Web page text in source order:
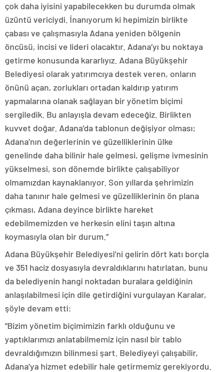
çok daha iyisini yapabilecekken bu durumda olmak
üzüntü vericiydi. İnanıyorum ki hepimizin birlikte
çabası ve çalışmasıyla Adana yeniden bölgenin
öncüsü, incisi ve lideri olacaktır. Adana’yı bu noktaya
getirme konusunda kararlıyız. Adana Büyükşehir
Belediyesi olarak yatırımcıya destek veren, onların
önünü açan, zorlukları ortadan kaldırıp yatırım
yapmalarına olanak sağlayan bir yönetim biçimi
sergiledik. Bu anlayışla devam edeceğiz. Birlikten
kuvvet doğar. Adana’da tablonun değişiyor olması;
Adana’nın değerlerinin ve güzelliklerinin ülke
genelinde daha bilinir hale gelmesi, gelişme ivmesinin
yükselmesi, son dönemde birlikte çalışabiliyor
olmamızdan kaynaklanıyor. Son yıllarda şehrimizin
daha tanınır hale gelmesi ve güzelliklerinin ön plana
çıkması, Adana deyince birlikte hareket
edebilmemizden ve herkesin elini taşın altına
koymasıyla olan bir durum.”
Adana Büyükşehir Belediyesi’ni gelirin dört katı borçla
ve 351 haciz dosyasıyla devraldıklarını hatırlatan, bunu
da belediyenin hangi noktadan buralara geldiğinin
anlaşılabilmesi için dile getirdiğini vurgulayan Karalar,
şöyle devam etti:
“Bizim yönetim biçimimizin farklı olduğunu ve
yaptıklarımızı anlatabilmemiz için nasıl bir tablo
devraldığımızın bilinmesi şart. Belediyeyi çalışabilir,
Adana’ya hizmet edebilir hale getirmemiz gerekiyordu.